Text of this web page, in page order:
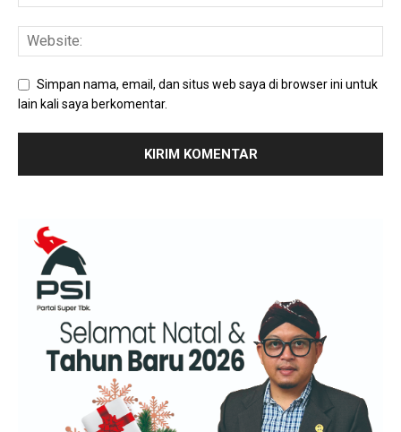
Simpan nama, email, dan situs web saya di browser ini untuk
lain kali saya berkomentar.